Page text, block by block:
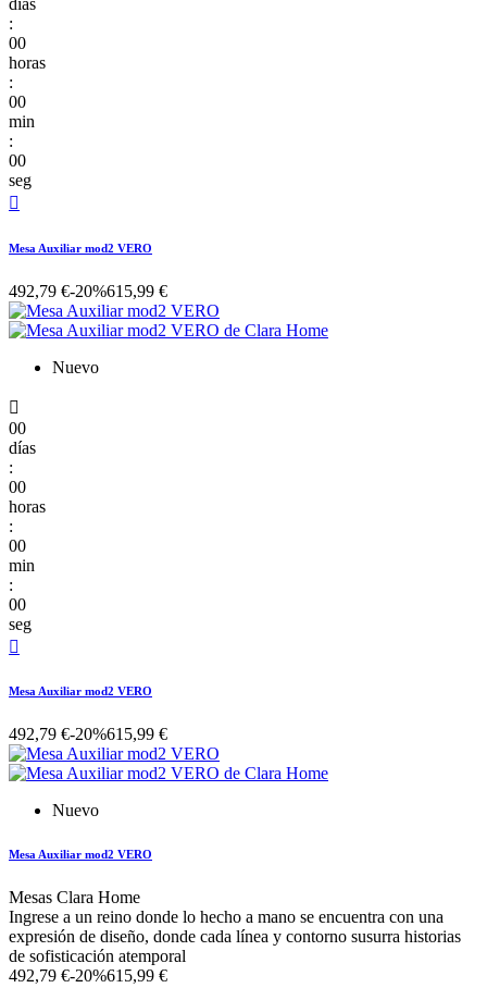
:
00
horas
:
00
min
:
00
seg

Mesa Auxiliar mod2 VERO
492,79 €-20%615,99 €
Nuevo

00
días
:
00
horas
:
00
min
:
00
seg

Mesa Auxiliar mod2 VERO
492,79 €-20%615,99 €
Nuevo
Mesa Auxiliar mod2 VERO
Mesas Clara Home
Ingrese a un reino donde lo hecho a mano se encuentra con una
expresión de diseño, donde cada línea y contorno susurra historias
de sofisticación atemporal
492,79 €-20%615,99 €